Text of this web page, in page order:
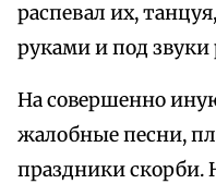
распевал их,
руками и под
На совершенно
жалобные песни,
праздники скорби.